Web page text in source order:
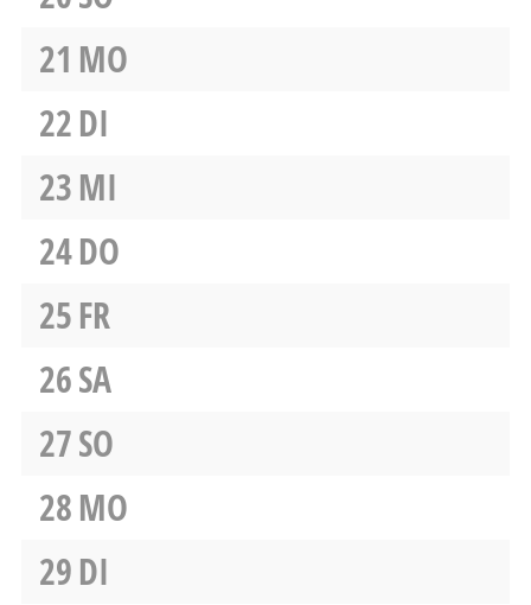
21 MO
22DI
23MI
24DO
25FR
26SA
27SO
28MO
29DI